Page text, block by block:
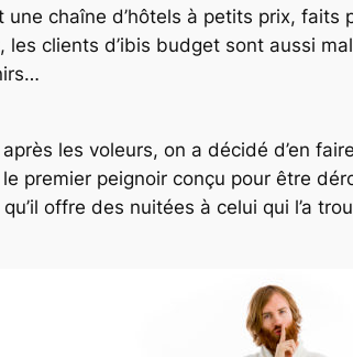
une chaîne d’hôtels à petits prix,
les clients d’ibis budget sont aussi
les voleurs, on a décidé d’en
premier peignoir conçu pour être
qu’il offre des nuitées à celui qui l’a